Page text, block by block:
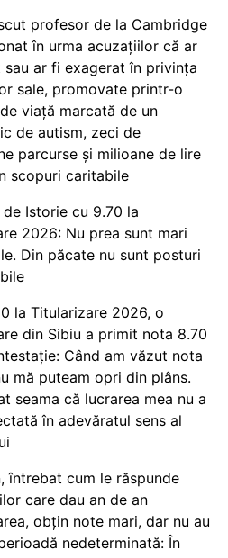
profesor de la Cambridge
în urma acuzațiilor că ar
ar fi exagerat în privința
sale, promovate printr-o
viață marcată de un
de autism, zeci de
parcurse și milioane de lire
scopuri caritabile
Istorie cu 9.70 la
2026: Nu prea sunt mari
Din păcate nu sunt posturi
la Titularizare 2026, o
din Sibiu a primit nota 8.70
Când am văzut nota
mă puteam opri din plâns.
seama că lucrarea mea nu a
în adevăratul sens al
întrebat cum le răspunde
care dau an de an
obțin note mari, dar nu au
nedeterminată: În